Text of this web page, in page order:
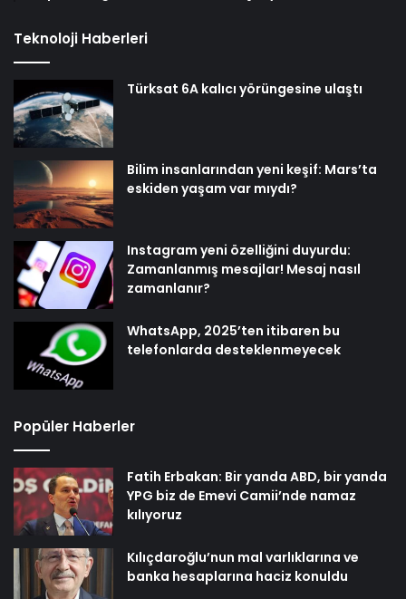
Teknoloji Haberleri
Türksat 6A kalıcı yörüngesine ulaştı
Bilim insanlarından yeni keşif: Mars’ta
eskiden yaşam var mıydı?
Instagram yeni özelliğini duyurdu:
Zamanlanmış mesajlar! Mesaj nasıl
zamanlanır?
WhatsApp, 2025’ten itibaren bu
telefonlarda desteklenmeyecek
Popüler Haberler
Fatih Erbakan: Bir yanda ABD, bir yanda
YPG biz de Emevi Camii’nde namaz
kılıyoruz
Kılıçdaroğlu’nun mal varlıklarına ve
banka hesaplarına haciz konuldu